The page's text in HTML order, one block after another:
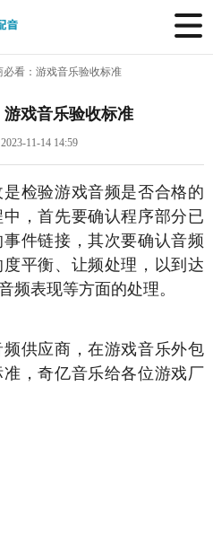
必看：游戏音乐验收标准
戏音乐验收标准
11-14 14:59
检验游戏音频是否合格的
，首先要确认程序部分已
件链接，其次要确认音频
平衡、让频处理，以到达
频表现等方面的处理。
供应商，在游戏音乐外包
，奇亿音乐给各位游戏厂